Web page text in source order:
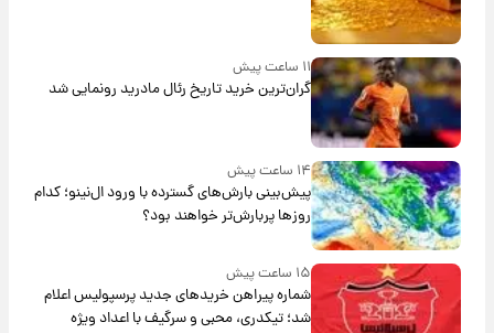
۱۱ ساعت پیش
گران‌ترین خرید تاریخ رئال مادرید رونمایی شد
۱۴ ساعت پیش
پیش‌بینی بارش‌های گسترده با ورود ال‌نینو؛ کدام
روزها پربارش‌تر خواهند بود؟
۱۵ ساعت پیش
شماره پیراهن خریدهای جدید پرسپولیس اعلام
شد؛ تیکدری، محبی و سرگیف با اعداد ویژه